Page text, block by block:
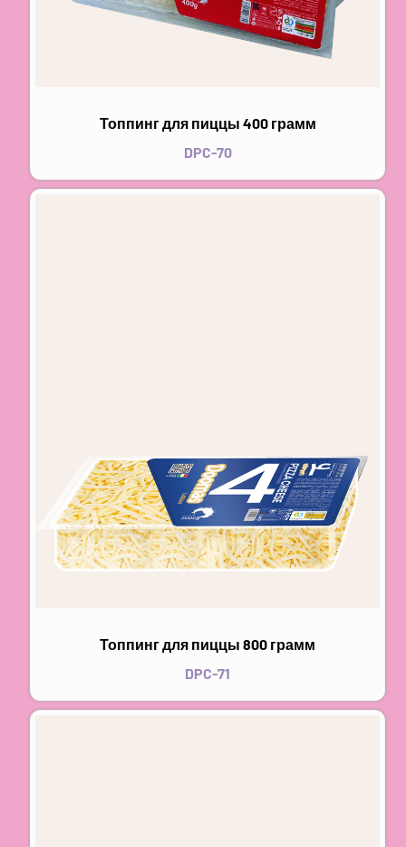
Топпинг для пиццы 400 грамм
DPC-70
Топпинг для пиццы 800 грамм
DPC-71